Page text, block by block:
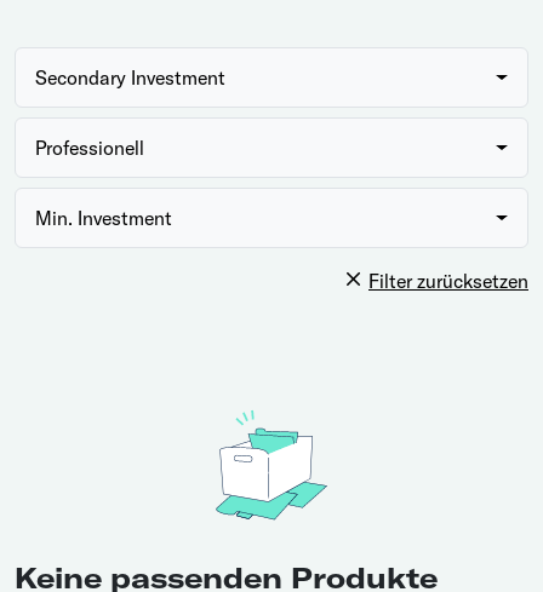
Secondary Investment
Professionell
Min. Investment
Filter zurücksetzen
Keine passenden Produkte